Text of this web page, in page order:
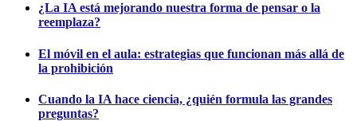
¿La IA está mejorando nuestra forma de pensar o la
reemplaza?
El móvil en el aula: estrategias que funcionan más allá de
la prohibición
Cuando la IA hace ciencia, ¿quién formula las grandes
preguntas?